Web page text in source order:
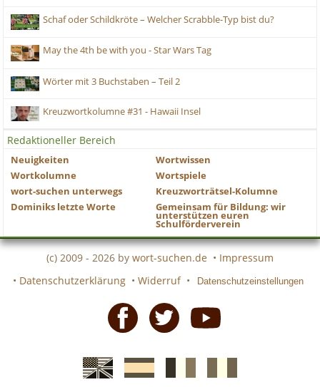
Schaf oder Schildkröte – Welcher Scrabble-Typ bist du?
May the 4th be with you - Star Wars Tag
Wörter mit 3 Buchstaben – Teil 2
Kreuzwortkolumne #31 - Hawaii Insel
Redaktioneller Bereich
Neuigkeiten
Wortwissen
Wortkolumne
Wortspiele
wort-suchen unterwegs
Kreuzworträtsel-Kolumne
Dominiks letzte Worte
Gemeinsam für Bildung: wir
unterstützen euren
Schulförderverein
(c) 2009 - 2026 by wort-suchen.de • Impressum
• Datenschutzerklärung • Widerruf • Datenschutzeinstellungen